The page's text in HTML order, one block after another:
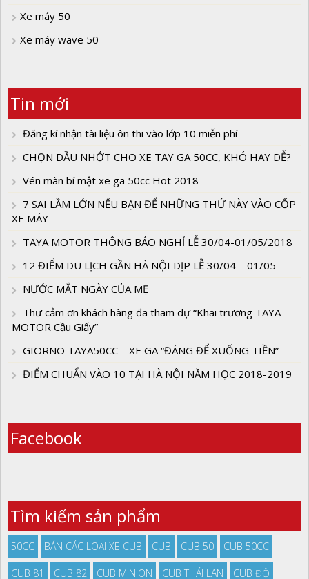
Xe máy 50
Xe máy wave 50
Tin mới
Đăng kí nhận tài liệu ôn thi vào lớp 10 miễn phí
CHỌN DẦU NHỚT CHO XE TAY GA 50CC, KHÓ HAY DỄ?
Vén màn bí mật xe ga 50cc Hot 2018
7 SAI LẦM LỚN NẾU BẠN ĐỂ NHỮNG THỨ NÀY VÀO CỐP
XE MÁY
TAYA MOTOR THÔNG BÁO NGHỈ LỄ 30/04-01/05/2018
12 ĐIỂM DU LỊCH GẦN HÀ NỘI DỊP LỄ 30/04 – 01/05
NƯỚC MẮT NGÀY CỦA MẸ
Thư cảm ơn khách hàng đã tham dự “Khai trương TAYA
MOTOR Cầu Giấy”
GIORNO TAYA50CC – XE GA “ĐÁNG ĐỂ XUỐNG TIỀN”
ĐIỂM CHUẨN VÀO 10 TẠI HÀ NỘI NĂM HỌC 2018-2019
Facebook
Tìm kiếm sản phẩm
50CC BÁN CÁC LOẠI XE CUB CUB CUB 50 CUB 50CC
CUB 81 CUB 82 CUB MINION CUB THÁI LAN CUB ĐỘ